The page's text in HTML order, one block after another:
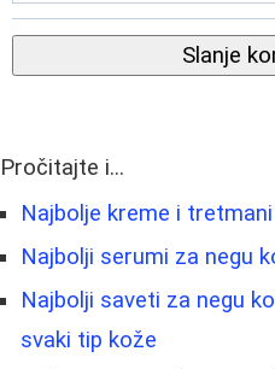
Slanje
Pročitajte i...
Najbolje kreme i
Najbolji serumi za negu
Najbolji saveti za negu
svaki tip kože